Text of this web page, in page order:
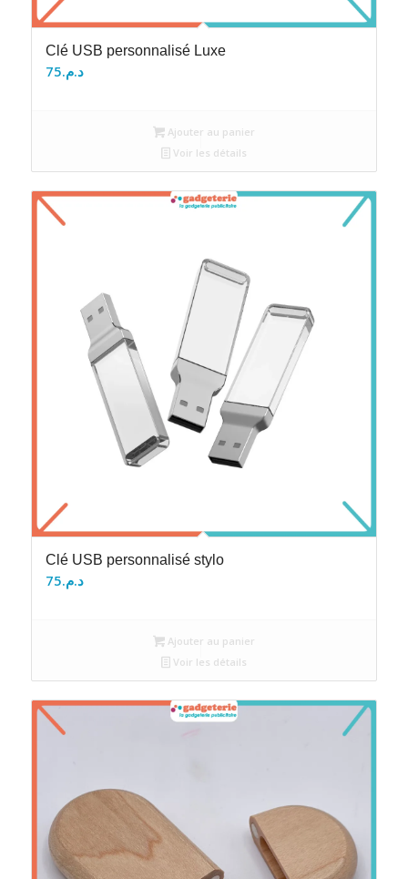
Clé USB personnalisé Luxe
د.م.75
Ajouter au panier
Voir les détails
Clé USB personnalisé stylo
د.م.75
Ajouter au panier
Voir les détails